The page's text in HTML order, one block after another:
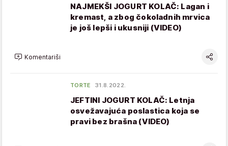
NAJMEKŠI JOGURT KOLAČ: Lagan i
kremast, a zbog čokoladnih mrvica
je još lepši i ukusniji (VIDEO)
Komentariši
TORTE 31.8.2022.
JEFTINI JOGURT KOLAČ: Letnja
osvežavajuća poslastica koja se
pravi bez brašna (VIDEO)